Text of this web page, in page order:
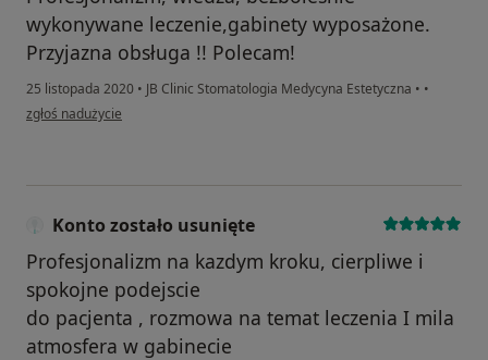
wykonywane leczenie,gabinety wyposażone.
Przyjazna obsługa !! Polecam!
25 listopada 2020 • JB Clinic Stomatologia Medycyna Estetyczna • •
w opinii użytkownika Wiktoria Pawłowska
zgłoś nadużycie
Konto zostało usunięte
Profesjonalizm na kazdym kroku, cierpliwe i
spokojne podejscie
do pacjenta , rozmowa na temat leczenia I mila
atmosfera w gabinecie